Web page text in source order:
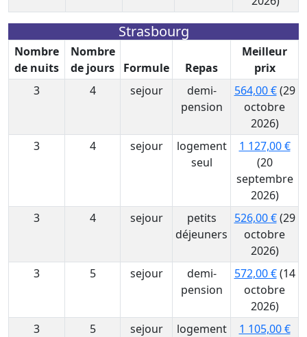
Strasbourg
Nombre
de nuits
Nombre
de jours
Formule Repas
Meilleur
prix
3
4 sejour
demi-
pension
564,00 €(29
octobre
2026)
3
4 sejour
logement
seul
1 127,00 €
(20
septembre
2026)
3
4 sejour
petits
déjeuners
526,00 €(29
octobre
2026)
3
5 sejour
demi-
pension
572,00 €(14
octobre
2026)
3
5 sejour
logement
1 105,00 €